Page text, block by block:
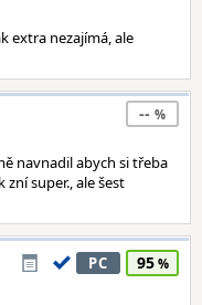
extra nezajímá, ale
--
navnadil abych si třeba
super., ale šest
PC 95